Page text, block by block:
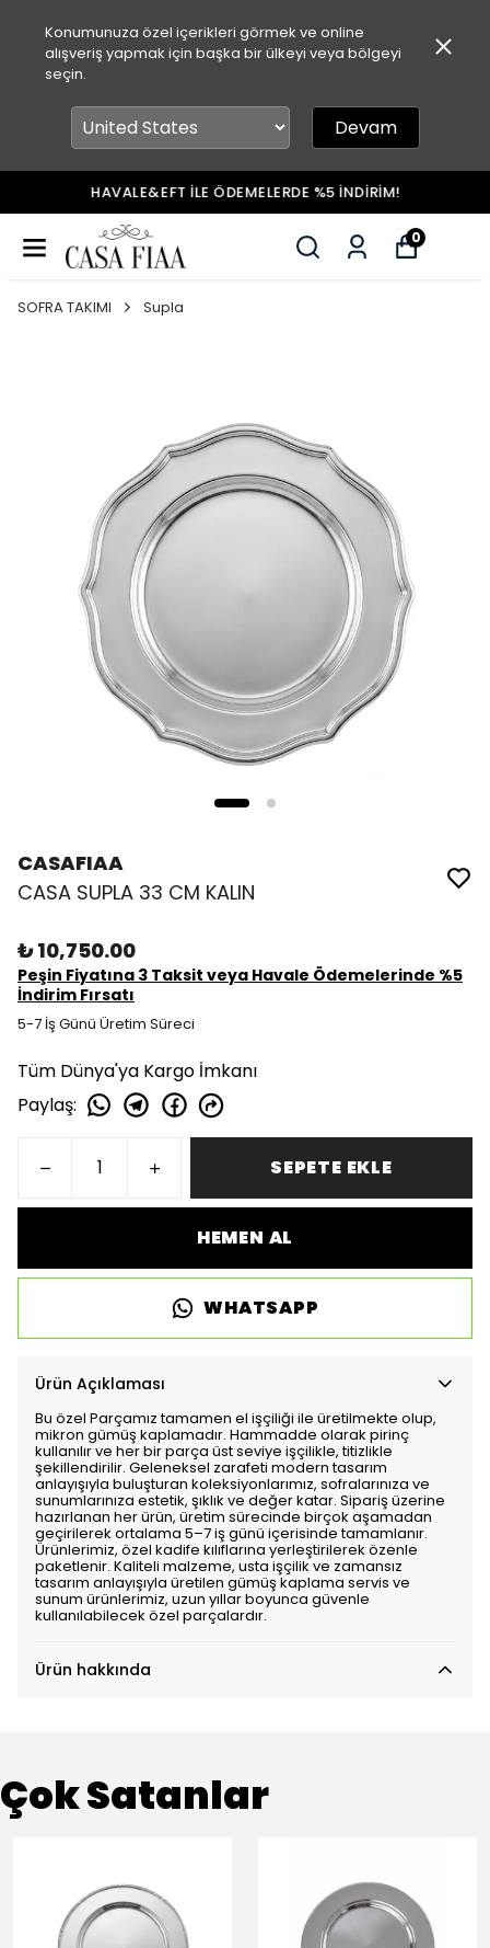
Konumunuza özel içerikleri görmek ve online
alışveriş yapmak için başka bir ülkeyi veya bölgeyi
seçin.
Devam
HAVALE&EFT İLE ÖDEMELERDE %5 İNDİRİM!
0
SOFRA TAKIMI Supla
CASAFIAA
CASA SUPLA 33 CM KALIN
₺ 10,750.00
Peşin Fiyatına 3 Taksit veya Havale Ödemelerinde %5
İndirim Fırsatı
5-7 İş Günü Üretim Süreci
Tüm Dünya'ya Kargo İmkanı
Paylaş:
SEPETE EKLE
HEMEN AL
WHATSAPP
Ürün Açıklaması
Bu özel Parçamız tamamen el işçiliği ile üretilmekte olup,
mikron gümüş kaplamadır. Hammadde olarak pirinç
kullanılır ve her bir parça üst seviye işçilikle, titizlikle
şekillendirilir. Geleneksel zarafeti modern tasarım
anlayışıyla buluşturan koleksiyonlarımız, sofralarınıza ve
sunumlarınıza estetik, şıklık ve değer katar. Sipariş üzerine
hazırlanan her ürün, üretim sürecinde birçok aşamadan
geçirilerek ortalama 5–7 iş günü içerisinde tamamlanır.
Ürünlerimiz, özel kadife kılıflarına yerleştirilerek özenle
paketlenir. Kaliteli malzeme, usta işçilik ve zamansız
tasarım anlayışıyla üretilen gümüş kaplama servis ve
sunum ürünlerimiz, uzun yıllar boyunca güvenle
kullanılabilecek özel parçalardır.
Ürün hakkında
Çok Satanlar